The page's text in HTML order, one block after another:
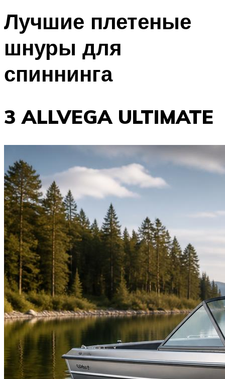
Лучшие плетеные
шнуры для
спиннинга
3 ALLVEGA ULTIMATE